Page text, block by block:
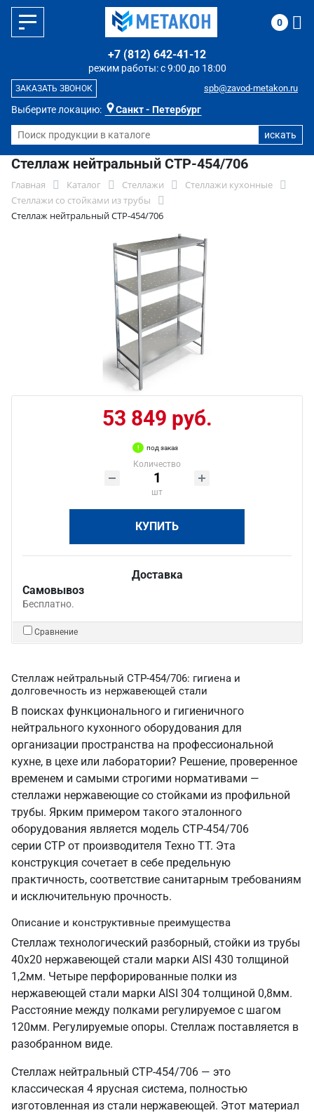
Выберите локацию: Санкт - Петербург
режим работы: с 9:00 до 18:00
+7 (812) 642-41-12
spb@zavod-metakon.ru
ЗАКАЗАТЬ ЗВОНОК
0
Стеллаж нейтральный СТР-454/706
Главная Каталог Стеллажи
Стеллажи кухонные
Стеллажи со стойками из трубы
Стеллаж нейтральный СТР-454/706
53 849 руб.
под заказ
Количество
шт
КУПИТЬ
Доставка
Самовывоз
Бесплатно.
Сравнение
Стеллаж нейтральный СТР-454/706: гигиена и
долговечность из нержавеющей стали
В поисках функционального и гигиеничного
нейтрального кухонного оборудования для
организации пространства на профессиональной
кухне, в цехе или лаборатории? Решение, проверенное
временем и самыми строгими нормативами —
стеллажи нержавеющие со стойками из профильной
трубы. Ярким примером такого эталонного
оборудования является модель СТР-454/706
серии СТР от производителя Техно ТТ. Эта
конструкция сочетает в себе предельную
практичность, соответствие санитарным требованиям
и исключительную прочность.
Описание и конструктивные преимущества
Стеллаж технологический разборный, стойки из трубы
40х20 нержавеющей стали марки AISI 430 толщиной
1,2мм. Четыре перфорированные полки из
нержавеющей стали марки AISI 304 толщиной 0,8мм.
Расстояние между полками регулируемое с шагом
120мм. Регулируемые опоры. Стеллаж поставляется в
разобранном виде.
Стеллаж нейтральный СТР-454/706 — это
классическая 4 ярусная система, полностью
изготовленная из стали нержавеющей. Этот материал